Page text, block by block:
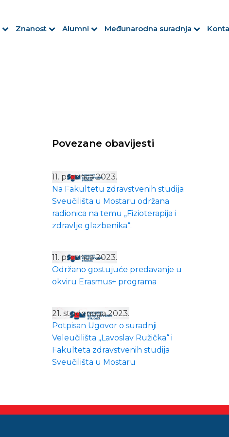
Znanost Alumni Međunarodna suradnja
Povezane obavijesti
11. prosinca 2023.
Na Fakultetu zdravstvenih studija
Sveučilišta u Mostaru održana
radionica na temu „Fizioterapija i
zdravlje glazbenika“.
11. prosinca 2023.
Održano gostujuće predavanje u
okviru Erasmus+ programa
21. studenoga 2023.
Potpisan Ugovor o suradnji
Veleučilišta „Lavoslav Ružička“ i
Fakulteta zdravstvenih studija
Sveučilišta u Mostaru